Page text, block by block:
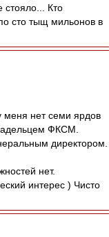
стояло... Кто
сто тыщ мильонов в
меня нет семи ярдов
ФКСМ.
директором.
нет.
интерес ) Чисто